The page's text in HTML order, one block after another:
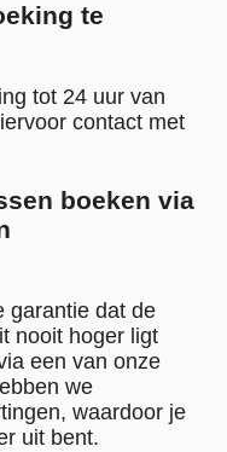
te
tot 24 uur van
contact met
boeken via
garantie dat de
nooit hoger ligt
een van onze
we
waardoor je
uit bent.